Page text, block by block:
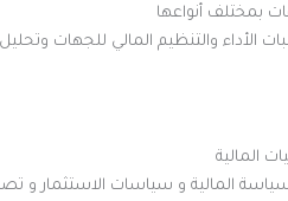
بمختلف أنواعها
الأداء والتنظيم المالي للجهات وتحليل
المالية
المالية و سياسات الاستثمار و